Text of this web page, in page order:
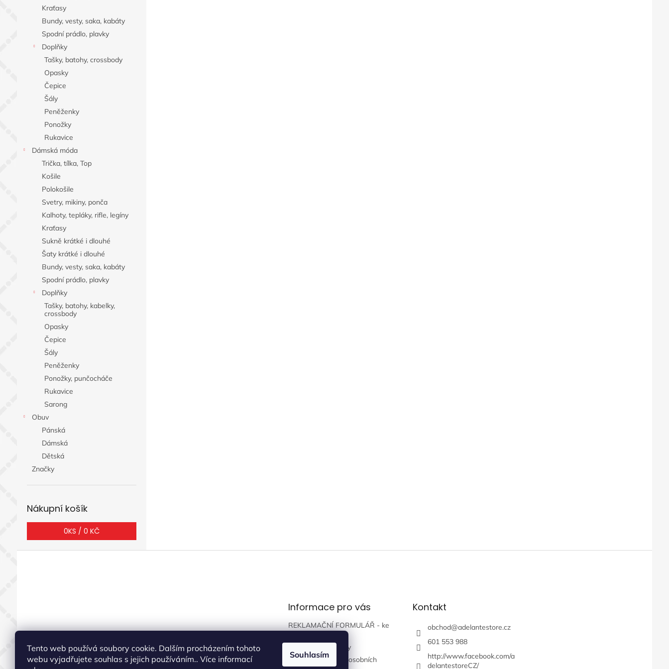
Tento web používá soubory cookie. Dalším procházením tohoto
webu vyjadřujete souhlas s jejich používáním.. Více informací
Souhlasím
Kraťasy
Bundy, vesty, saka, kabáty
Spodní prádlo, plavky
Doplňky
Tašky, batohy, crossbody
Opasky
Čepice
Šály
Peněženky
Ponožky
Rukavice
Dámská móda
Trička, tílka, Top
Košile
Polokošile
Svetry, mikiny, ponča
Kalhoty, tepláky, rifle, legíny
Kraťasy
Sukně krátké i dlouhé
Šaty krátké i dlouhé
Bundy, vesty, saka, kabáty
Spodní prádlo, plavky
Doplňky
Tašky, batohy, kabelky,
crossbody
Opasky
Čepice
Šály
Peněženky
Ponožky, punčocháče
Rukavice
Sarong
Obuv
Pánská
Dámská
Dětská
Značky
Nákupní košík
0KS / 0 KČ
Informace pro vás
REKLAMAČNÍ FORMULÁŘ - ke
Obchodní podmínky
Podmínky ochrany osobních
Kontakt
obchod@adelantestore.cz
601 553 988
http://www.facebook.com/a
delantestoreCZ/